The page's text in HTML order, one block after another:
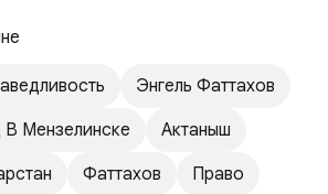
Энгель Фаттахов
Мензелинске
Актаныш
Фаттахов
Право